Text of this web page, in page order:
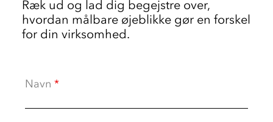
Ræk ud og lad dig begejstre over,
hvordan målbare øjeblikke gør en forskel
for din virksomhed.
Navn *